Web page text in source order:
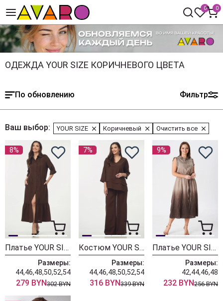
0 0
ОДЕЖДА YOUR SIZE КОРИЧНЕВОГО ЦВЕТА
По обновлению Фильтр
Ваш выбор: YOUR SIZE Коричневый Очистить все
8%
Платье YOUR SIZE 2274 шоколадно-коричневый
Размеры:
44,46,48,50,52,54
279 BYN302 BYN
7%
Костюм YOUR SIZE 2273 шоколадно-коричневый
Размеры:
44,46,48,50,52,54
316 BYN339 BYN
9%
Платье YOUR SIZE 2246
Размеры:
42,44,46,48
232 BYN256 BYN